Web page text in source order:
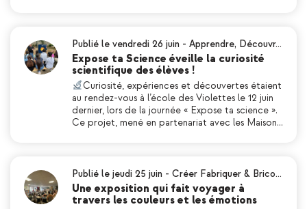
Publié le vendredi 26 juin - Apprendre, Découvr…
Expose ta Science éveille la curiosité
scientifique des élèves !
Curiosité, expériences et découvertes étaient
au rendez-vous à l’école des Violettes le 12 juin
dernier, lors de la journée « Expose ta science ».
Ce projet, mené en partenariat avec les Maison…
Publié le jeudi 25 juin - Créer Fabriquer & Brico…
Une exposition qui fait voyager à
travers les couleurs et les émotions